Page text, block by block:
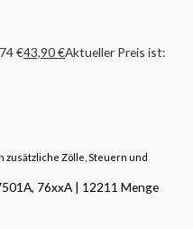
€43,90€Aktueller Preis ist:
Zölle, Steuern und
76xxA | 12211 Menge